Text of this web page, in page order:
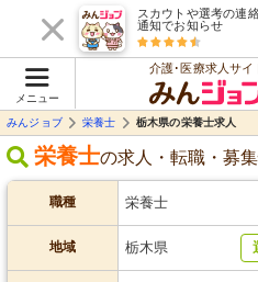
スカウトや選考の連
通知でお知らせ
メニュー
介護･医療求人サイ
みんジョブ
栄養士 栃木県の栄養士求人
栄養士の求人・転職・募
職種 栄養士
地域 栃木県